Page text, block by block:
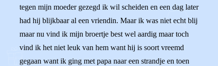
tegen mijn moeder gezegd ik wil scheiden en een dag later
had hij blijkbaar al een vriendin. Maar ik was niet echt blij
maar nu vind ik mijn broertje best wel aardig maar toch
vind ik het niet leuk van hem want hij is soort vreemd
gegaan want ik ging met papa naar een strandje en toen